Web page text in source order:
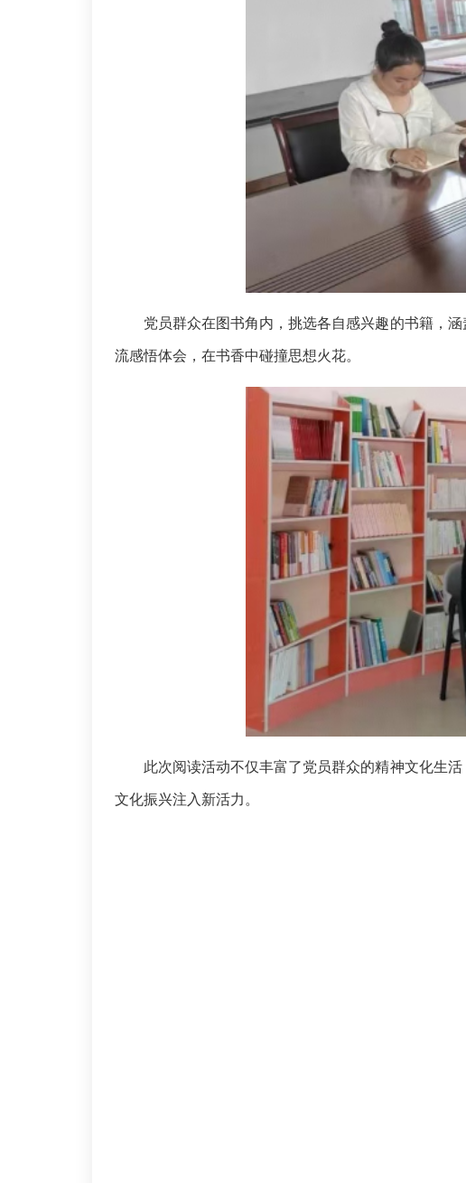
党员群众在图书角内，挑选各自感兴趣的书籍，
流感悟体会，在书香中碰撞思想火花。
此次阅读活动不仅丰富了党员群众的精神文化生
文化振兴注入新活力。